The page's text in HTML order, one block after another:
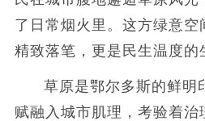
了日常烟火里。这方绿意空
精致落笔，更是民生温度的
草原是鄂尔多斯的鲜明
赋融入城市肌理，考验着治